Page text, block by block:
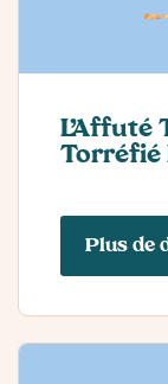
Torréfié
Plus de